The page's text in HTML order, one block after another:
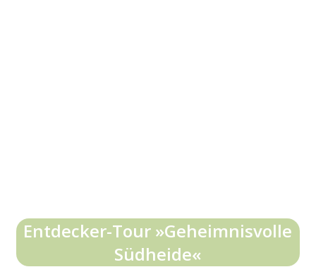
Entdecker-Tour »Geheimnisvolle
Südheide«